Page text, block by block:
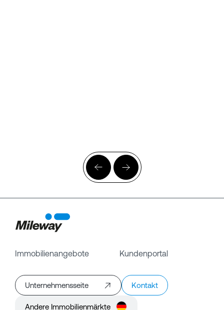
Immobilienangebote Kundenportal
Unternehmensseite Kontakt
Andere Immobilienmärkte